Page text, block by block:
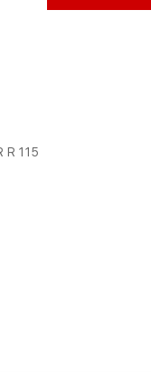
R 115